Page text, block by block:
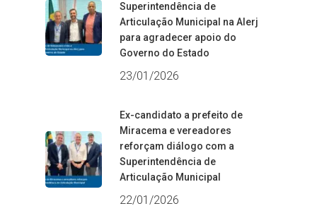
Superintendência de
Articulação Municipal na Alerj
para agradecer apoio do
Governo do Estado
23/01/2026
Ex-candidato a prefeito de
Miracema e vereadores
reforçam diálogo com a
Superintendência de
Articulação Municipal
22/01/2026